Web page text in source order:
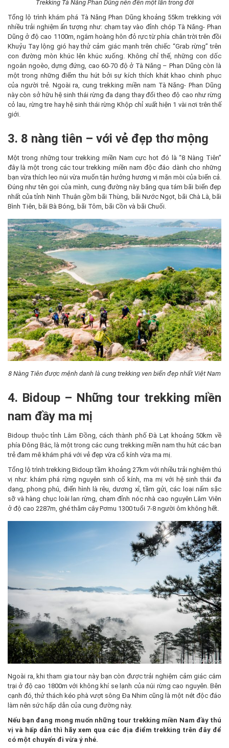
Trekking Tà Năng Phan Dũng nên đến một lần trong đời
Tổng lộ trình khám phá Tà Năng Phan Dũng khoảng 55km trekking với
nhiều trải nghiệm ấn tượng như: chạm tay vào đỉnh chóp Tà Năng- Phan
Dũng ở độ cao 1100m, ngắm hoàng hôn đỏ rực từ phía chân trời trên đồi
Khuỷu Tay lộng gió hay thử cảm giác mạnh trên chiếc “Grab rừng” trên
con đường mòn khúc lên khúc xuống. Không chỉ thế, những con dốc
ngoằn ngoèo, dựng đứng, cao 60-70 độ ở Tà Năng – Phan Dũng còn là
một trong những điểm thu hút bởi sự kích thích khát khao chinh phục
của người trẻ. Ngoài ra, cung trekking miền nam Tà Năng- Phan Dũng
này còn sở hữu hệ sinh thái rừng đa dạng thay đổi theo độ cao như rừng
cỏ lau, rừng tre hay hệ sinh thái rừng Khộp chỉ xuất hiện 1 vài nơi trên thế
giới.
3. 8 nàng tiên – với vẻ đẹp thơ mộng
Một trong những tour trekking miền Nam cực hot đó là “8 Nàng Tiên”
đây là một trong các tour trekking miền nam độc đáo dành cho những
bạn vừa thích leo núi vừa muốn tận hưởng hương vị mặn mòi của biển cả.
Đúng như tên gọi của mình, cung đường này băng qua tám bãi biển đẹp
nhất của tỉnh Ninh Thuận gồm bãi Thùng, bãi Nước Ngọt, bãi Chà Là, bãi
Bình Tiên, bãi Bà Bóng, bãi Tôm, bãi Cồn và bãi Chuối.
8 Nàng Tiên được mệnh danh là cung trekking ven biển đẹp nhất Việt Nam
4. Bidoup – Những tour trekking miền
nam đầy ma mị
Bidoup thuộc tỉnh Lâm Đồng, cách thành phố Đà Lạt khoảng 50km về
phía Đông Bắc, là một trong các cung trekking miền nam thu hút các bạn
trẻ đam mê khám phá với vẻ đẹp vừa cổ kính vừa ma mị.
Tổng lộ trình trekking Bidoup tầm khoảng 27km với nhiều trải nghiệm thú
vị như: khám phá rừng nguyên sinh cổ kính, ma mị với hệ sinh thái đa
dạng, phong phú, điển hình là rêu, dương xỉ, tầm gửi, các loại nấm sặc
sỡ và hàng chục loài lan rừng, chạm đỉnh nóc nhà cao nguyên Lâm Viên
ở độ cao 2287m, ghé thăm cây Pơmu 1300 tuổi 7-8 người ôm không hết.
Ngoài ra, khi tham gia tour này bạn còn được trải nghiệm cảm giác cắm
trại ở độ cao 1800m với không khí se lạnh của núi rừng cao nguyên. Bên
cạnh đó, thử thách kéo phà vượt sông Đa Nhim cũng là một nét độc đáo
làm nên sức hấp dẫn của cung đường này.
Nếu bạn đang mong muốn những tour trekking miền Nam đầy thú
vị và hấp dẫn thì hãy xem qua các địa điểm trekking trên đây để
có một chuyến đi vừa ý nhé.